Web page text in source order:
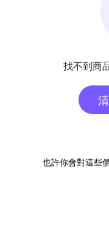
找不到商
也許你會對這些